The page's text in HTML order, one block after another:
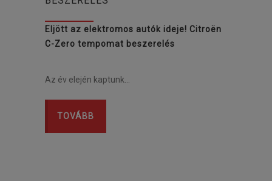
Eljött az elektromos autók ideje! Citroën
C-Zero tempomat beszerelés
Az év elején kaptunk…
TOVÁBB